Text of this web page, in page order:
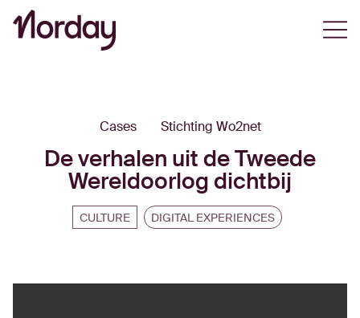
Cases Stichting Wo2net
De verhalen uit de Tweede
Wereldoorlog dichtbij
CULTURE DIGITAL EXPERIENCES